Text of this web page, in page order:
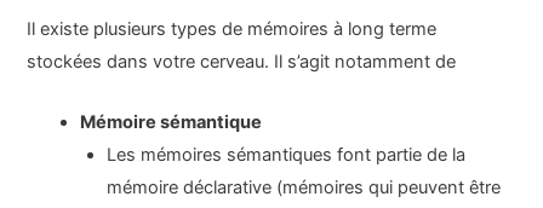
Il existe plusieurs types de mémoires à long terme
stockées dans votre cerveau. Il s’agit notamment de
Mémoire sémantique
Les mémoires sémantiques font partie de la
mémoire déclarative (mémoires qui peuvent être